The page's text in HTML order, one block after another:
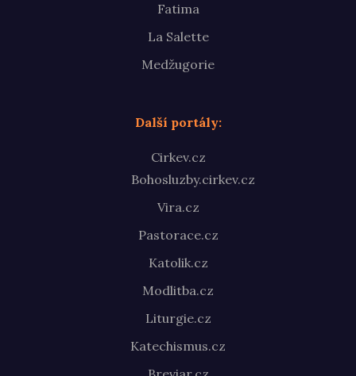
Fatima
La Salette
Medžugorie
Další portály:
Cirkev.cz
Bohosluzby.cirkev.cz
Vira.cz
Pastorace.cz
Katolik.cz
Modlitba.cz
Liturgie.cz
Katechismus.cz